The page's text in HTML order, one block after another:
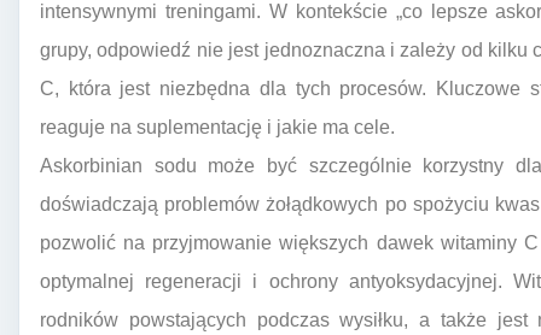
intensywnymi treningami. W kontekście „co lepsze
grupy, odpowiedź nie jest jednoznaczna i zależy od kilku
C, która jest niezbędna dla tych procesów. Kluczowe
reaguje na suplementację i jakie ma cele.
Askorbinian sodu może być szczególnie korzystny
doświadczają problemów żołądkowych po spożyciu
pozwolić na przyjmowanie większych dawek witaminy
optymalnej regeneracji i ochrony antyoksydacyjnej.
rodników powstających podczas wysiłku, a także